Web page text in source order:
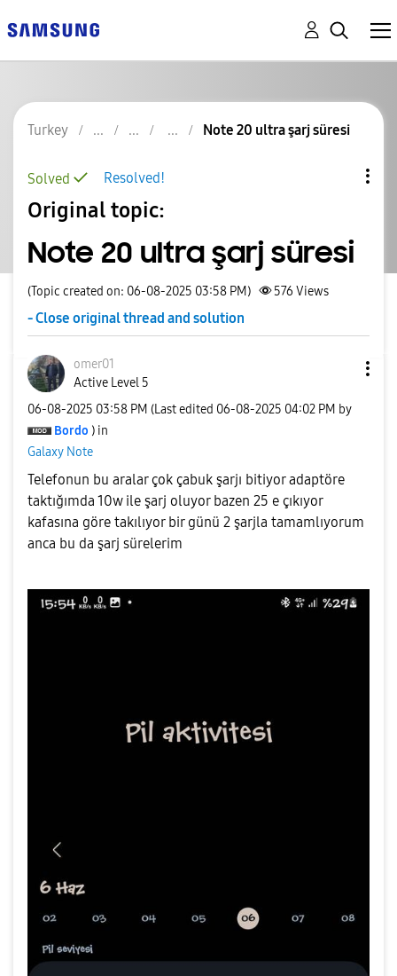
Turkey Note 20 ultra şarj süresi
Resolved!
Solved
Original topic:
Note 20 ultra şarj süresi
(Topic created on: 06-08-2025 03:58 PM) 576 Views
- Close original thread and solution
omer01
Active Level 5
‎06-08-2025 03:58 PM (Last edited ‎06-08-2025 04:02 PM by
Bordo ) in
Galaxy Note
Telefonun bu aralar çok çabuk şarjı bitiyor adaptöre
taktığımda 10w ile şarj oluyor bazen 25 e çıkıyor
kafasına göre takılıyor bir günü 2 şarjla tamamlıyorum
anca bu da şarj sürelerim